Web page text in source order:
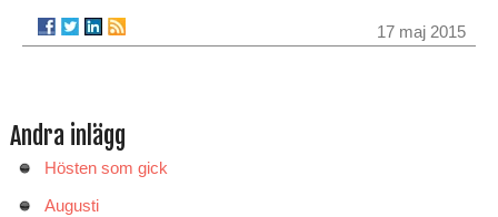
17 maj 2015
Andra inlägg
Hösten som gick
Augusti